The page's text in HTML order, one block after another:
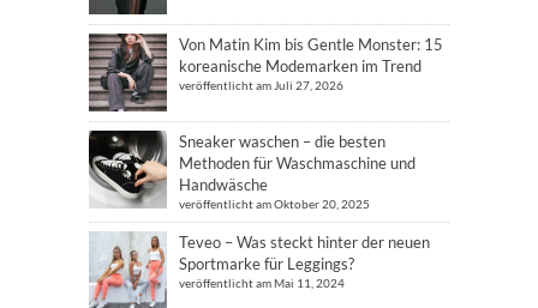
Von Matin Kim bis Gentle Monster: 15
koreanische Modemarken im Trend
veröffentlicht am Juli 27, 2026
Sneaker waschen – die besten
Methoden für Waschmaschine und
Handwäsche
veröffentlicht am Oktober 20, 2025
Teveo – Was steckt hinter der neuen
Sportmarke für Leggings?
veröffentlicht am Mai 11, 2024